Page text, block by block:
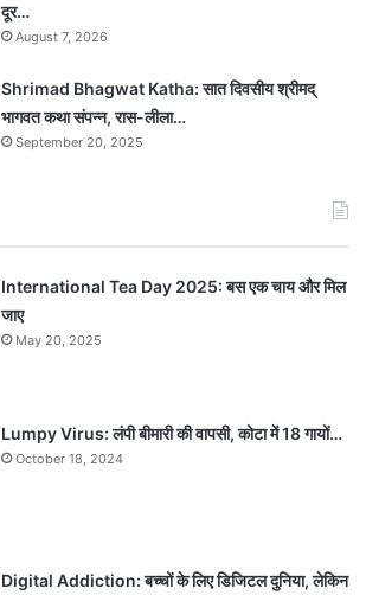
दूर…
August 7, 2026
Shrimad Bhagwat Katha: सात दिवसीय श्रीमद्
भागवत कथा संपन्न, रास-लीला…
September 20, 2025
International Tea Day 2025: बस एक चाय और मिल
जाए
May 20, 2025
Lumpy Virus: लंपी बीमारी की वापसी, कोटा में 18 गायों…
October 18, 2024
Digital Addiction: बच्चों के लिए डिजिटल दुनिया, लेकिन